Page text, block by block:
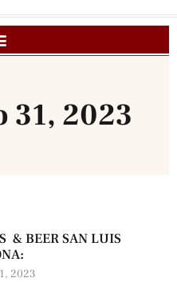
31, 2023
& BEER SAN LUIS
2023